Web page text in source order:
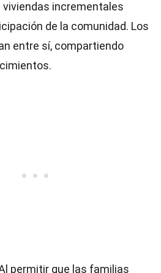
incrementales
de la comunidad. Los
entre sí, compartiendo
permitir que las familias